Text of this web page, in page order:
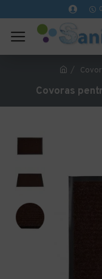
Covorase
Covoras